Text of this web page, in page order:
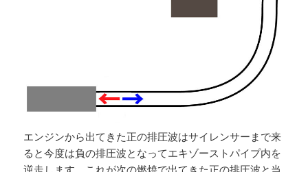
エンジンから出てきた正の排圧波はサイレンサーまで来
ると今度は負の排圧波となってエキゾーストパイプ内を